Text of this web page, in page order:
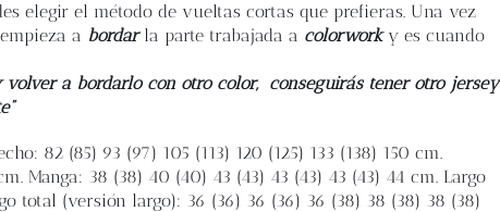
elegir el método de vueltas cortas que prefieras. Una vez
a bordarla parte trabajada a colorwork y es cuando
volver a bordarlo con otro color, conseguirás tener otro jersey
82 (85) 93 (97) 105 (113) 120 (125) 133 (138) 150 cm.
Manga: 38 (38) 40 (40) 43 (43) 43 (43) 43 (43) 44 cm. Largo
total (versión largo): 36 (36) 36 (36) 36 (38) 38 (38) 38 (38)